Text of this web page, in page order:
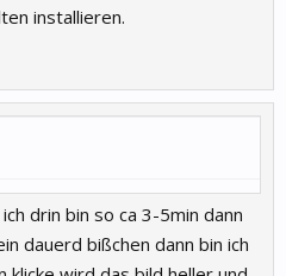
installieren.
drin bin so ca 3-5min dann
dauerd bißchen dann bin ich